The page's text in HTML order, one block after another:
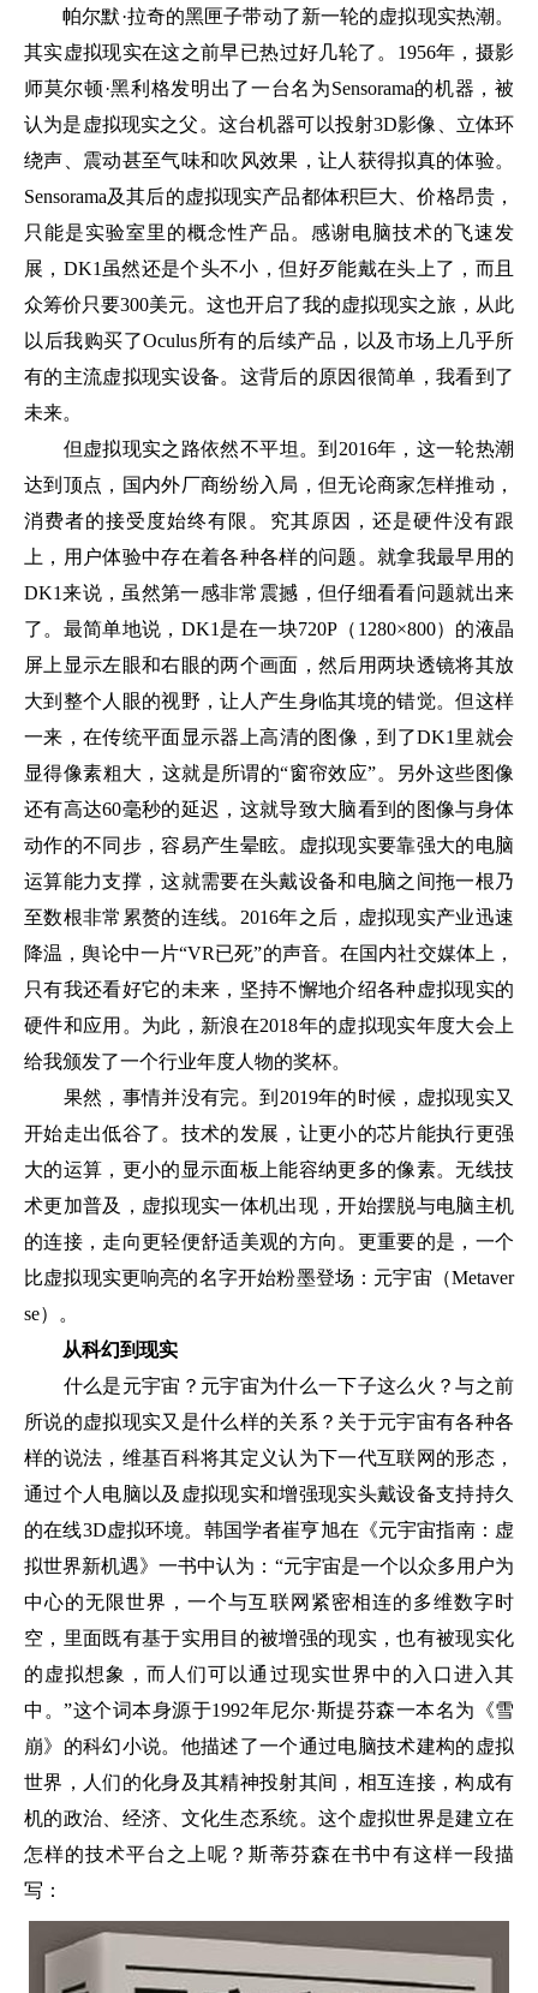
帕尔默·拉奇的黑匣子带动了新一轮的虚拟现实热潮。
其实虚拟现实在这之前早已热过好几轮了。1956年，摄影
师莫尔顿·黑利格发明出了一台名为Sensorama的机器，被
认为是虚拟现实之父。这台机器可以投射3D影像、立体环
绕声、震动甚至气味和吹风效果，让人获得拟真的体验。
Sensorama及其后的虚拟现实产品都体积巨大、价格昂贵，
只能是实验室里的概念性产品。感谢电脑技术的飞速发
展，DK1虽然还是个头不小，但好歹能戴在头上了，而且
众筹价只要300美元。这也开启了我的虚拟现实之旅，从此
以后我购买了Oculus所有的后续产品，以及市场上几乎所
有的主流虚拟现实设备。这背后的原因很简单，我看到了
未来。
但虚拟现实之路依然不平坦。到2016年，这一轮热潮
达到顶点，国内外厂商纷纷入局，但无论商家怎样推动，
消费者的接受度始终有限。究其原因，还是硬件没有跟
上，用户体验中存在着各种各样的问题。就拿我最早用的
DK1来说，虽然第一感非常震撼，但仔细看看问题就出来
了。最简单地说，DK1是在一块720P（1280×800）的液晶
屏上显示左眼和右眼的两个画面，然后用两块透镜将其放
大到整个人眼的视野，让人产生身临其境的错觉。但这样
一来，在传统平面显示器上高清的图像，到了DK1里就会
显得像素粗大，这就是所谓的“窗帘效应”。另外这些图像
还有高达60毫秒的延迟，这就导致大脑看到的图像与身体
动作的不同步，容易产生晕眩。虚拟现实要靠强大的电脑
运算能力支撑，这就需要在头戴设备和电脑之间拖一根乃
至数根非常累赘的连线。2016年之后，虚拟现实产业迅速
降温，舆论中一片“VR已死”的声音。在国内社交媒体上，
只有我还看好它的未来，坚持不懈地介绍各种虚拟现实的
硬件和应用。为此，新浪在2018年的虚拟现实年度大会上
给我颁发了一个行业年度人物的奖杯。
果然，事情并没有完。到2019年的时候，虚拟现实又
开始走出低谷了。技术的发展，让更小的芯片能执行更强
大的运算，更小的显示面板上能容纳更多的像素。无线技
术更加普及，虚拟现实一体机出现，开始摆脱与电脑主机
的连接，走向更轻便舒适美观的方向。更重要的是，一个
比虚拟现实更响亮的名字开始粉墨登场：元宇宙（Metaver
se）。
从科幻到现实
什么是元宇宙？元宇宙为什么一下子这么火？与之前
所说的虚拟现实又是什么样的关系？关于元宇宙有各种各
样的说法，维基百科将其定义认为下一代互联网的形态，
通过个人电脑以及虚拟现实和增强现实头戴设备支持持久
的在线3D虚拟环境。韩国学者崔亨旭在《元宇宙指南：虚
拟世界新机遇》一书中认为：“元宇宙是一个以众多用户为
中心的无限世界，一个与互联网紧密相连的多维数字时
空，里面既有基于实用目的被增强的现实，也有被现实化
的虚拟想象，而人们可以通过现实世界中的入口进入其
中。”这个词本身源于1992年尼尔·斯提芬森一本名为《雪
崩》的科幻小说。他描述了一个通过电脑技术建构的虚拟
世界，人们的化身及其精神投射其间，相互连接，构成有
机的政治、经济、文化生态系统。这个虚拟世界是建立在
怎样的技术平台之上呢？斯蒂芬森在书中有这样一段描
写：